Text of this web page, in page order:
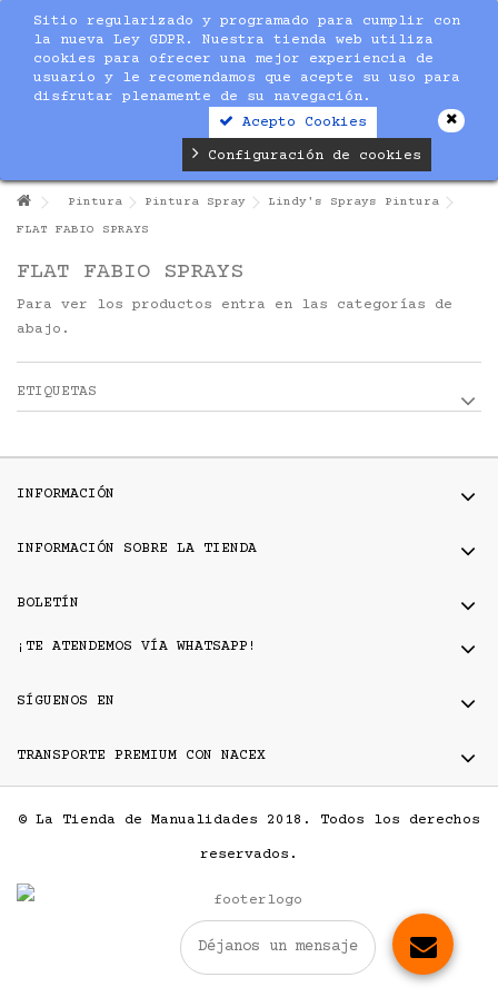
Sitio regularizado y programado para cumplir con
la nueva Ley GDPR. Nuestra tienda web utiliza
cookies para ofrecer una mejor experiencia de
usuario y le recomendamos que acepte su uso para
disfrutar plenamente de su navegación.
Acepto Cookies
Configuración de cookies
Déjanos un mensaje
Pintura Pintura Spray
Lindy's Sprays Pintura
FLAT FABIO SPRAYS
FLAT FABIO SPRAYS
Para ver los productos entra en las categorías de
abajo.
ETIQUETAS
INFORMACIÓN
INFORMACIÓN SOBRE LA TIENDA
BOLETÍN
¡TE ATENDEMOS VÍA WHATSAPP!
SÍGUENOS EN
TRANSPORTE PREMIUM CON NACEX
© La Tienda de Manualidades 2018. Todos los derechos
reservados.